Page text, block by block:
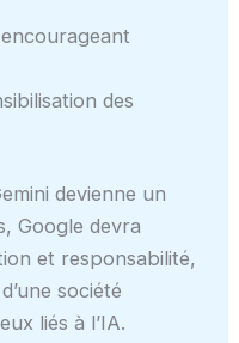
des
devienne un
Google devra
et responsabilité,
société
liés à l’IA.